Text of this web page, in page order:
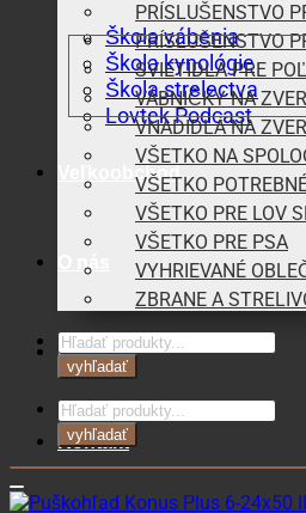
Škola vábenia
Škola kynológie
Škola strelectva
Lovtek Podcast
Veľkoobchod
O nás
Blog
Kontakt
PRÍSLUŠENSTVO
PRÍSLUŠENSTVO
SVIETIDLÁ PRE
VÁBNIČKY NA ZVER
VNADIDLÁ NA ZVER
VŠETKO NA
VŠETKO
VŠETKO PRE LOV
VŠETKO PRE PSA
VYHRIEVANÉ
ZBRANE A
Products
search
vyhľadať
Products
search
vyhľadať